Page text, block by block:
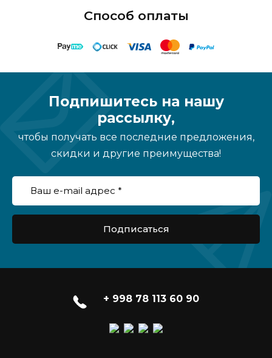
Способ оплаты
Подпишитесь на нашу
рассылку,
чтобы получать все последние предложения,
скидки и другие преимущества!
Подписаться
+ 998 78 113 60 90